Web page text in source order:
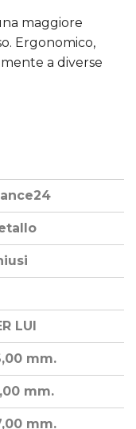
maggiore
Ergonomico,
a diverse
LUI
mm.
mm.
mm.